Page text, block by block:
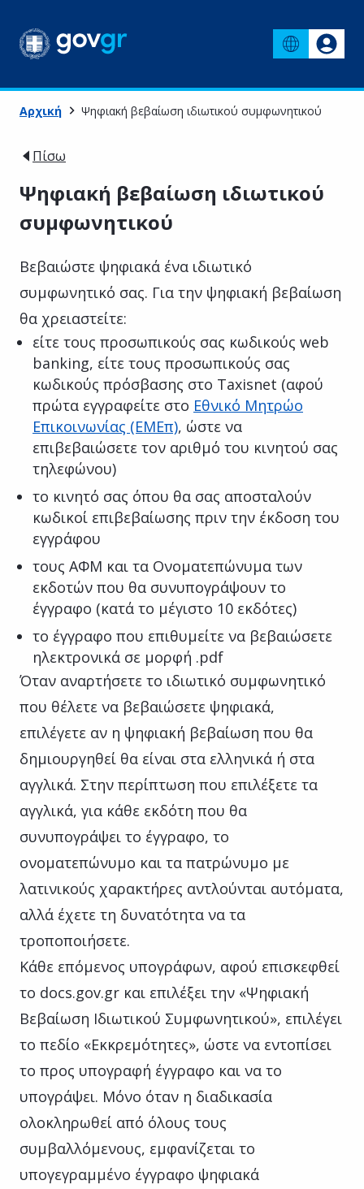
Αρχική Ψηφιακή βεβαίωση ιδιωτικού συμφωνητικού
Πίσω
Ψηφιακή βεβαίωση ιδιωτικού
συμφωνητικού
Βεβαιώστε ψηφιακά ένα ιδιωτικό
συμφωνητικό σας. Για την ψηφιακή βεβαίωση
θα χρειαστείτε:
είτε τoυς προσωπικούς σας κωδικούς web
banking, είτε τους προσωπικούς σας
κωδικούς πρόσβασης στο Taxisnet (αφού
πρώτα εγγραφείτε στο Εθνικό Μητρώο
Επικοινωνίας (ΕΜΕπ), ώστε να
επιβεβαιώσετε τον αριθμό του κινητού σας
τηλεφώνου)
το κινητό σας όπου θα σας αποσταλούν
κωδικοί επιβεβαίωσης πριν την έκδοση του
εγγράφου
τους ΑΦΜ και τα Ονοματεπώνυμα των
εκδοτών που θα συνυπογράψουν το
έγγραφο (κατά το μέγιστο 10 εκδότες)
το έγγραφο που επιθυμείτε να βεβαιώσετε
ηλεκτρονικά σε μορφή .pdf
Όταν αναρτήσετε το ιδιωτικό συμφωνητικό
που θέλετε να βεβαιώσετε ψηφιακά,
επιλέγετε αν η ψηφιακή βεβαίωση που θα
δημιουργηθεί θα είναι στα ελληνικά ή στα
αγγλικά. Στην περίπτωση που επιλέξετε τα
αγγλικά, για κάθε εκδότη που θα
συνυπογράψει το έγγραφο, το
ονοματεπώνυμο και τα πατρώνυμο με
λατινικούς χαρακτήρες αντλούνται αυτόματα,
αλλά έχετε τη δυνατότητα να τα
τροποποιήσετε.
Κάθε επόμενος υπογράφων, αφού επισκεφθεί
το docs.gov.gr και επιλέξει την «Ψηφιακή
Βεβαίωση Ιδιωτικού Συμφωνητικού», επιλέγει
το πεδίο «Εκκρεμότητες», ώστε να εντοπίσει
το προς υπογραφή έγγραφο και να το
υπογράψει. Μόνο όταν η διαδικασία
ολοκληρωθεί από όλους τους
συμβαλλόμενους, εμφανίζεται το
υπογεγραμμένο έγγραφο ψηφιακά